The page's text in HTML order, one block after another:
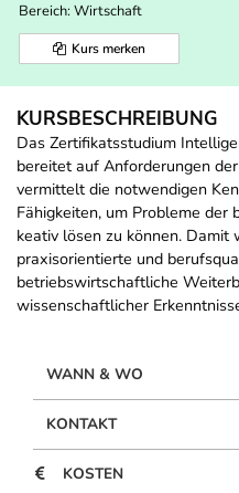
Bereich: Wirtschaft
Kurs merken
KURSBESCHREIBUNG
Das Zertifikatsstudium
bereitet auf Anforderungen
vermittelt die notwendigen
Fähigkeiten, um Probleme
keativ lösen zu können. Damit
praxisorientierte und
betriebswirtschaftliche
wissenschaftlicher
WANN & WO
KONTAKT
KOSTEN